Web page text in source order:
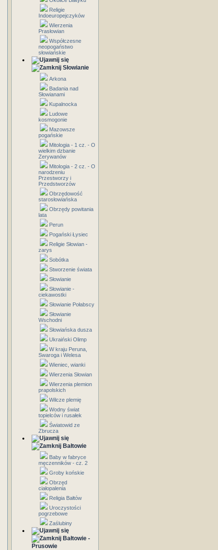
Religie
Indoeuropejczyków
Wierzenia
Prasłowian
Współczesne
neopogaństwo
słowiańskie
Słowianie
Arkona
Badania nad
Słowianami
Kupalnocka
Ludowe
kosmogonie
Mazowsze
pogańskie
Mitologia - 1 cz. - O
wielkim dzbanie
Zerywanów
Mitologia - 2 cz. - O
narodzeniu
Przestworzy i
Przedstworzów
Obrzędowość
starosłowiańska
Obrzędy powitania
lata
Perun
Pogański Łysiec
Religie Słowian -
zarys
Sobótka
Stworzenie świata
Słowianie
Słowianie -
ciekawostki
Słowianie Połabscy
Słowianie
Wschodni
Słowiańska dusza
Ukraiński Olimp
W kraju Peruna,
Swaroga i Welesa
Wieniec, wianki
Wierzenia Słowian
Wierzenia plemion
prapolskich
Wilcze plemię
Wodny świat
topielców i rusałek
Światowid ze
Zbrucza
Bałtowie
Baby w fabryce
męczenników - cz. 2
Groby końskie
Obrzęd
ciałopalenia
Religia Bałtów
Uroczystości
pogrzebowe
Zaślubiny
Bałtowie -
Prusowie